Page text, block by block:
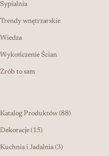
Sypialnia
Trendy wnętrzarskie
Wiedza
Wykończenie Ścian
Zrób to sam
Katalog Produktów 8888 produktów
Dekoracje 1515 produktów
Kuchnia i Jadalnia 33 produkty